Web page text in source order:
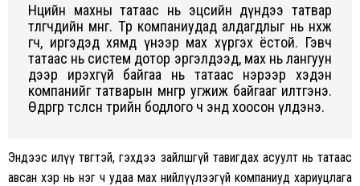
Нөөцийн махны татаас нь эцсийн дүндээ татвар
төлөгчдийн мөнгө. Төр компаниудад алдагдлыг нь нөхөж
өгч, иргэдэд хямд үнээр мах хүргэх ёстой. Гэвч
татаас нь систем дотор эргэлдээд, мах нь лангуун
дээр ирэхгүй байгаа нь татаас нэрээр хэдэн
компанийг татварын мөнгөөр угжиж байгааг илтгэнэ.
Өөдрөгөөр төсөөлсөн төрийн бодлого ч энд хоосон үлдэнэ.
Эндээс илүү төвөгтэй, гэхдээ зайлшгүй тавигдах асуулт нь татаас
авсан хэр нь нэг ч удаа мах нийлүүлээгүй компаниуд хариуцлага